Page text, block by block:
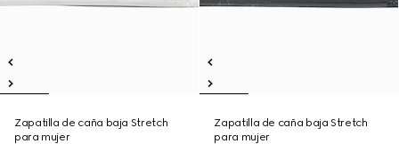
Zapatilla de caña baja Stretch
para mujer
Zapatilla de caña baja Stretch
para mujer